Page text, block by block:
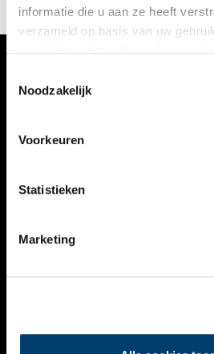
informatie die u aan ze heeft
verzameld op basis van uw
Noodzakelijk
Voorkeuren
Statistieken
Marketing
VERHALEN
KALENDER
THEMA’S
VIDEO’S
CONTACT